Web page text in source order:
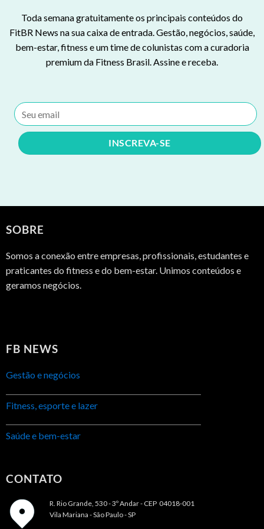
Toda semana gratuitamente os principais conteúdos do
FitBR News na sua caixa de entrada. Gestão, negócios, saúde,
bem-estar, fitness e um time de colunistas com a curadoria
premium da Fitness Brasil. Assine e receba.
SOBRE
Somos a conexão entre empresas, profissionais, estudantes e
praticantes do fitness e do bem-estar. Unimos conteúdos e
geramos negócios.
FB NEWS
Gestão e negócios
Fitness, esporte e lazer
Saúde e bem-estar
CONTATO
R. Rio Grande, 530 - 3º Andar - CEP 04018-001
Vila Mariana - São Paulo - SP